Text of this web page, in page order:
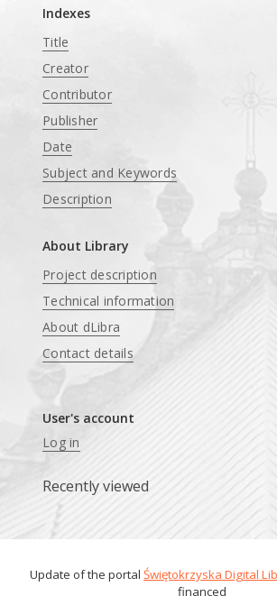
Indexes
Title
Creator
Contributor
Publisher
Date
Subject and Keywords
Description
About Library
Project description
Technical information
About dLibra
Contact details
User's account
Log in
Recently viewed
Update of the portal Świętokrzyska Digital
financed